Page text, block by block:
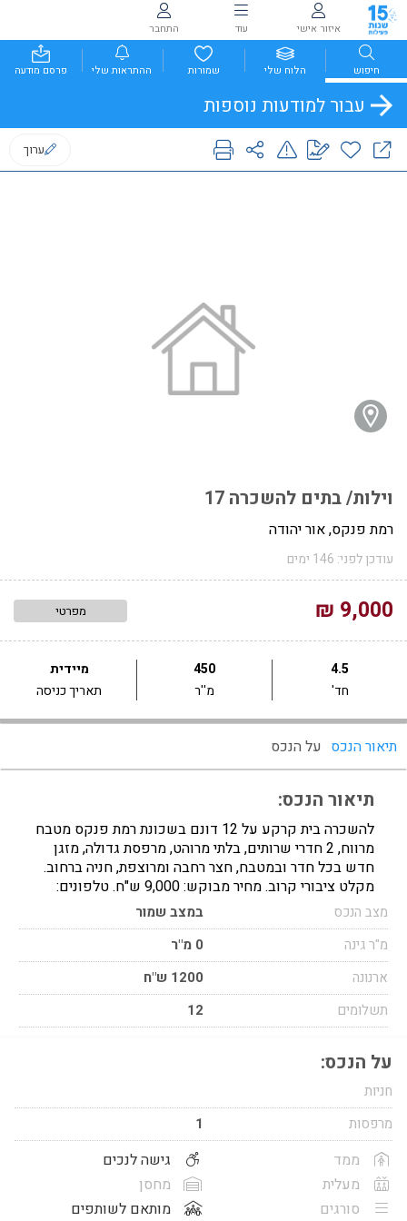
איזור אישי עוד התחבר
חיפוש הלוח שלי שמורות ההתראות שלי פרסם מודעה
עבור למודעות נוספות
ערוך
וילות/ בתים להשכרה 17
רמת פנקס, אור יהודה
עודכן לפני: 146 ימים
9,000 ₪ מפרטי
4.5
חד'
450
מ''ר
מיידית
תאריך כניסה
תיאור הנכס על הנכס
תיאור הנכס:
להשכרה בית קרקע על 12 דונם בשכונת רמת פנקס מטבח
מרווח, 2 חדרי שרותים, בלתי מרוהט, מרפסת גדולה, מזגן
חדש בכל חדר ובמטבח, חצר רחבה ומרוצפת, חניה ברחוב.
מקלט ציבורי קרוב. מחיר מבוקש: 9,000 ש"ח. טלפונים:
מצב הנכס
במצב שמור
מ"ר גינה
0 מ"ר
ארנונה
1200 ש"ח
תשלומים
12
על הנכס:
חניות
מרפסות
1
ממד
מעלית
סורגים
גישה לנכים
מחסן
מותאם לשותפים